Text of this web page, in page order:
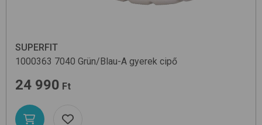
SUPERFIT
1000363 7040 Grün/Blau-A gyerek cipő
24 990 Ft